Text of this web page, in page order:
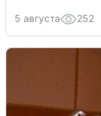
5 августа 252